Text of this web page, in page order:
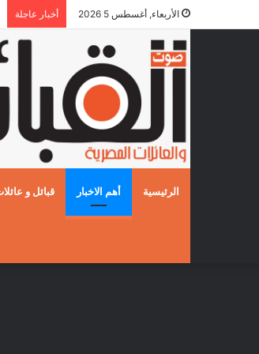
الأربعاء, أغسطس 5 2026 أخبار عاجلة
الرئيسية أهم الاخبار قبائل و